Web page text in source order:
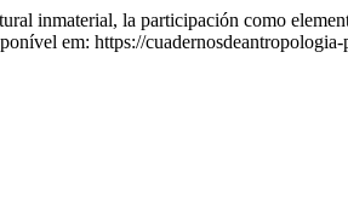
inmaterial, la participación como
em: https://